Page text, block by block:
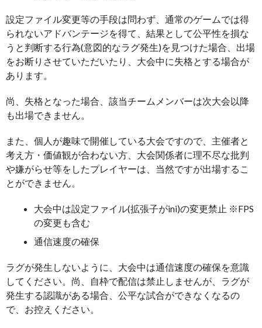
設定ファイル変更等の手段は問わず、通常のゲームでは得
られないアドバンテージを得て、結果として公平性を損な
うと判断する行為(意図的なラグ発生)を見つけた場合、出場
をお断りさせていただいたり、大会中に失格とする場合が
あります。
尚、失格となった場合、該当チームメンバーは次大会以降
も出場できません。
また、個人が趣味で開催している大会ですので、主催者と
考え方・価値観が合わない方、大会関係者に理不尽な批判
や嫌がらせ等をしたプレイヤーは、当然ですが出場するこ
とができません。
大会中は設定ファイル(拡張子がini)の変更禁止 ※FPS
の変更も含む
通信速度の確保
ラグが発生しないように、大会中は通信速度の確保を意識
してください。尚、自枠で配信は禁止しませんが、ラグが
発生する認識がある場合、公平な試合ができなくなるの
で、お控えください。